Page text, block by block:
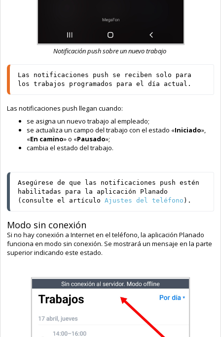
Notificación push sobre un nuevo trabajo
Las notificaciones push se reciben solo para
los trabajos programados para el día actual.
Las notificaciones push llegan cuando:
se asigna un nuevo trabajo al empleado;
se actualiza un campo del trabajo con el estado «Iniciado»,
«En camino» o «Pausado»;
cambia el estado del trabajo.
️Asegúrese de que las notificaciones push estén
habilitadas para la aplicación Planado
(consulte el artículo Ajustes del teléfono
Modo sin conexión
Si no hay conexión a Internet en el teléfono, la aplicación Planado
funciona en modo sin conexión. Se mostrará un mensaje en la parte
superior indicando este estado.